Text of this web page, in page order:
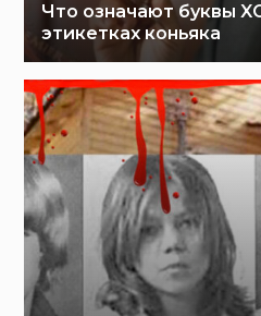
Что означают буквы
этикетках коньяка